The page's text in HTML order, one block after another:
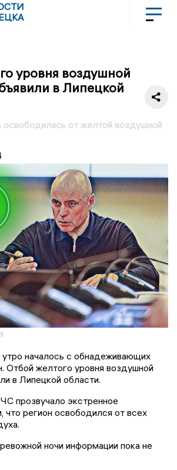
уровня воздушной
в Липецкой
освободилась от желтой воздушной
началось с обнадеживающих
Отбой желтого уровня воздушной
в Липецкой области.
прозвучало экстренное
что регион освободился от всех
ночи информации пока не